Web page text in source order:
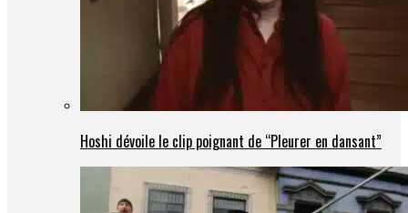
Hoshi dévoile le clip poignant de “Pleurer en dansant”